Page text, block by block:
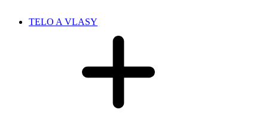
TELO A VLASY